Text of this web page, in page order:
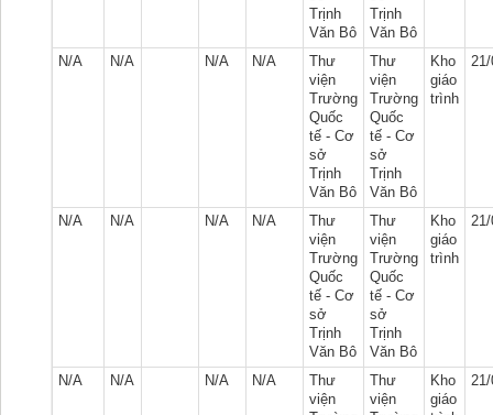
Trịnh
Văn Bô
Trịnh
Văn Bô
N/A N/A N/A N/A
Thư
viện
Trường
Quốc
tế - Cơ
sở
Trịnh
Văn Bô
Thư
viện
Trường
Quốc
tế - Cơ
sở
Trịnh
Văn Bô
Kho
giáo
trình
N/A N/A N/A N/A
Thư
viện
Trường
Quốc
tế - Cơ
sở
Trịnh
Văn Bô
Thư
viện
Trường
Quốc
tế - Cơ
sở
Trịnh
Văn Bô
Kho
giáo
trình
N/A N/A N/A N/A
Thư
viện
Thư
viện
Kho
giáo